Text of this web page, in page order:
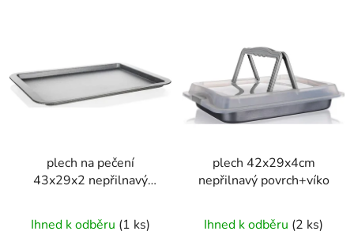
o
d
i
plech na pečení
43x29x2 nepřilnavý
Ihned k odběru (1 ks)
plech 42x29x4cm
nepřilnavý povrch+víko
Ihned k odběru (2 ks)